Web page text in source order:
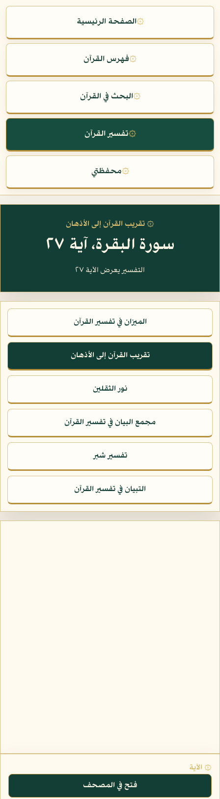
۞الصفحة الرئيسية
۞فهرس القرآن
۞البحث في القرآن
۞تفسير القرآن
۞محفظتي
۞ تقريب القرآن إلى الأذهان
سورة البقرة، آية ٢٧
التفسير يعرض الآية ٢٧
الميزان في تفسير القرآن
تقريب القرآن إلى الأذهان
نور الثقلين
مجمع البيان في تفسير القرآن
تفسير شبر
التبيان في تفسير القرآن
۞ الآية
فتح في المصحف